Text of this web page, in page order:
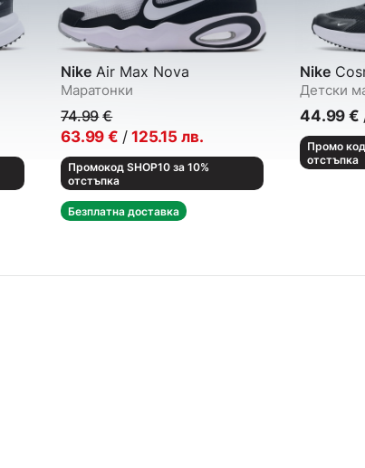
Nike Air Max Nova
Маратонки
74.99 €
63.99 € / 125.15 лв.
Промокод SHOP10 за 10%
отстъпка
Безплатна доставка
Nike
Детски
44.99 €
Промо
отстъпка